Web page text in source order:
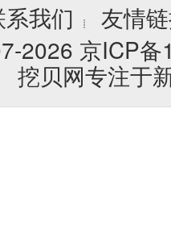
我们 ┊
友情
2026 京ICP
挖贝网专注于